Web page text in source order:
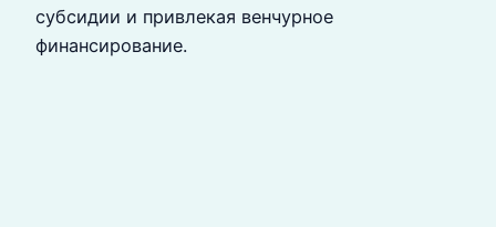
субсидии и привлекая венчурное
финансирование.